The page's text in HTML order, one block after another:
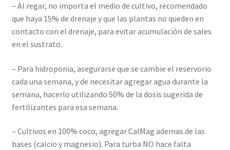
– Al regar, no importa el medio de cultivo, recomendado
que haya 15% de drenaje y que las plantas no queden en
contacto con el drenaje, para evitar acumulación de sales
en el sustrato.
– Para hidroponia, asegurarse que se cambie el reservorio
cada una semana, y de necesitar agregar agua durante la
semana, hacerlo utilizando 50% de la dosis sugerida de
fertilizantes para esa semana.
– Cultivos en 100% coco, agregar CalMag ademas de las
bases (calcio y magnesio). Para turba NO hace falta